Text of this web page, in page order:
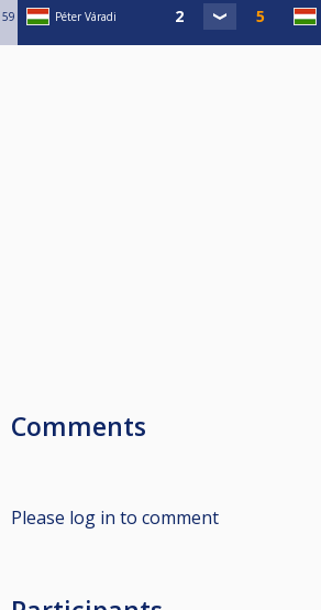
59 Péter Váradi
Comments
Please log in to comment